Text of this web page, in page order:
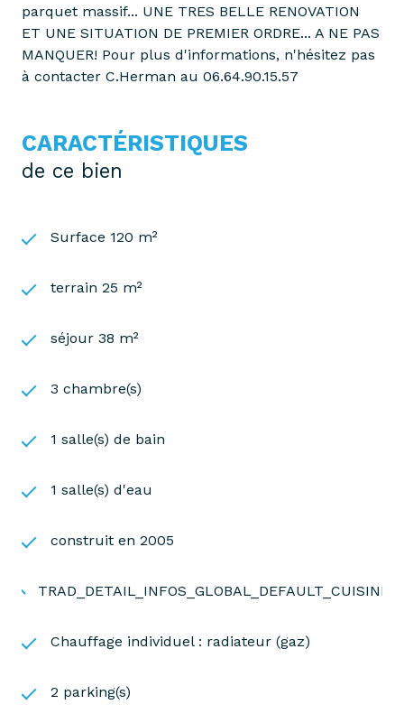
parquet massif... UNE TRES BELLE RENOVATION
ET UNE SITUATION DE PREMIER ORDRE... A NE PAS
MANQUER! Pour plus d'informations, n'hésitez pas
à contacter C.Herman au 06.64.90.15.57
CARACTÉRISTIQUES
de ce bien
Surface 120 m²
terrain 25 m²
séjour 38 m²
3 chambre(s)
1 salle(s) de bain
1 salle(s) d'eau
construit en 2005
Chauffage individuel : radiateur (gaz)
2 parking(s)